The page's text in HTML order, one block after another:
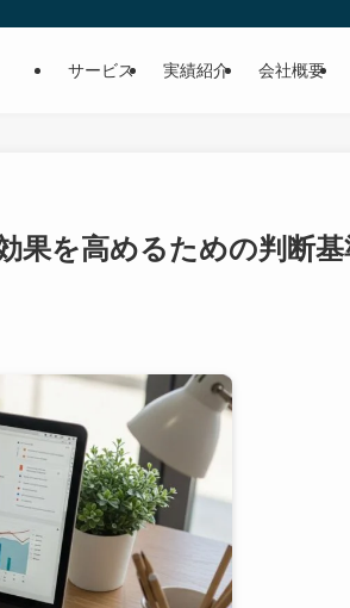
サービス 実績紹介 会社概要
果を高めるための判断基